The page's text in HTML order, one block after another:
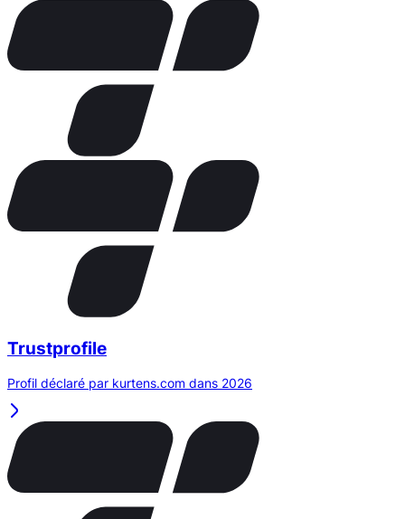
Trustprofile
Profil déclaré par kurtens.com dans 2026